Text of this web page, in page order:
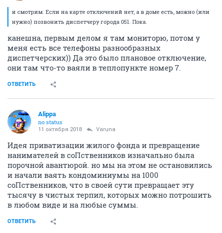
и смотрим. Если на карте отключений нет, а в доме есть, можно (или
нужно) позвонить диспетчеру города 051. Пока.
канешна, первым делом я там мониторю, потом у
меня есть все телефоны разнообразных
диспетчерских)) Да это было плановое отключение,
они там что-то ваяли в теплопункте номер 7.
ОТВЕТИТЬ
Alippa
no status
11 октября 2018 Varuna
Идея приватизации жилого фонда и превращение
нанимателей в соПственников изначально была
порочной авантюрой. но мы на этом не остановились
и начали ваять кондоминиумы на 1000
соПственников, что в своей сути превращает эту
тысячу в чистых терпил, которых можно потрошить
в любом виде и на любые суммы.
ОТВЕТИТЬ